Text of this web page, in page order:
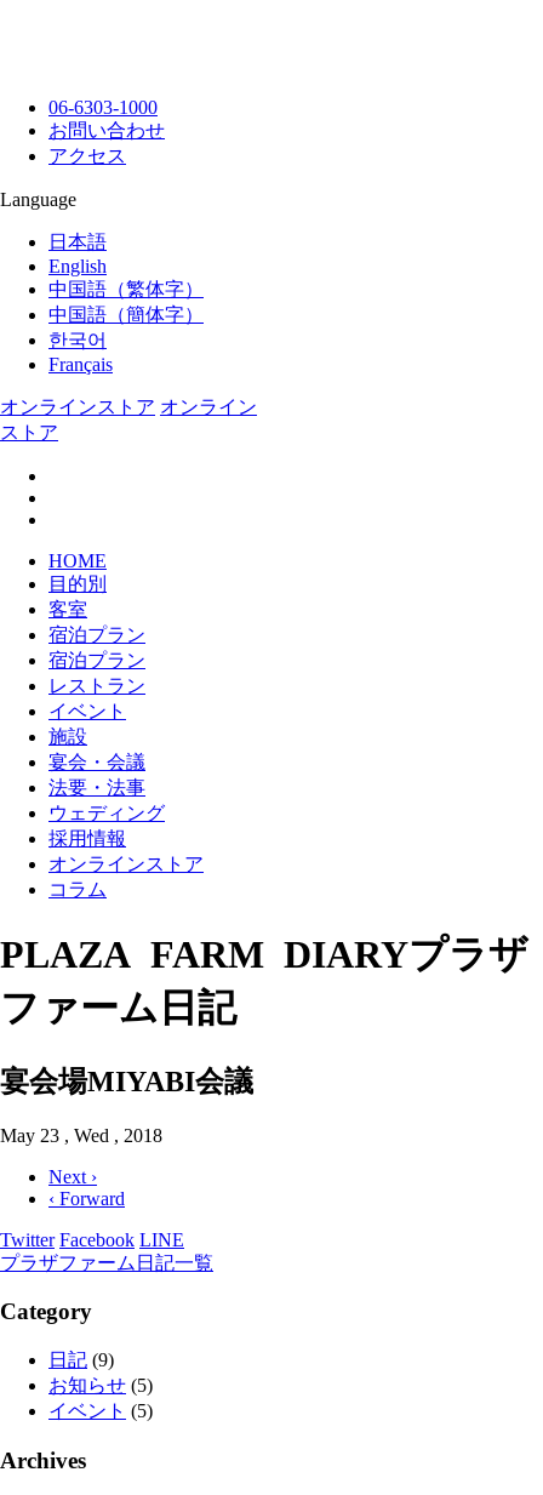
06-6303-1000
お問い合わせ
アクセス
Language
日本語
English
中国語（繁体字）
中国語（簡体字）
한국어
Français
オンラインストア オンライン
ストア
HOME
目的別
客室
宿泊プラン
宿泊プラン
レストラン
イベント
施設
宴会・会議
法要・法事
ウェディング
採用情報
オンラインストア
コラム
PLAZA FARM DIARYプラザ
ファーム日記
宴会場MIYABI会議
May 23 , Wed , 2018
Next ›
‹ Forward
Twitter Facebook LINE
プラザファーム日記一覧
Category
日記 (9)
お知らせ (5)
イベント (5)
Archives